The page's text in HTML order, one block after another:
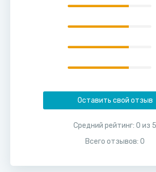
Оставить свой отзыв
Средний рейтинг: 0 из 5
Всего отзывов: 0